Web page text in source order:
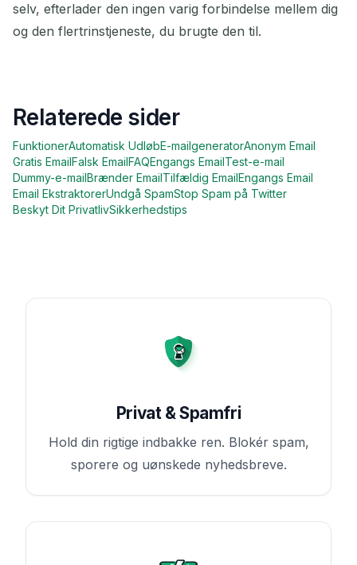
selv, efterlader den ingen varig forbindelse mellem dig
og den flertrinstjeneste, du brugte den til.
Relaterede sider
FunktionerAutomatisk UdløbE-mailgeneratorAnonym Email
Gratis EmailFalsk EmailFAQEngangs EmailTest-e-mail
Dummy-e-mailBrænder EmailTilfældig EmailEngangs Email
Email EkstraktorerUndgå SpamStop Spam på Twitter
Beskyt Dit PrivatlivSikkerhedstips
Privat & Spamfri
Hold din rigtige indbakke ren. Blokér spam,
sporere og uønskede nyhedsbreve.